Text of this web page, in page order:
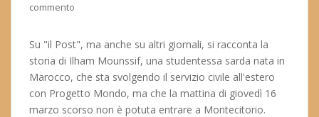
commento
Su "il Post", ma anche su altri giornali, si racconta la
storia di Ilham Mounssif, una studentessa sarda nata in
Marocco, che sta svolgendo il servizio civile all'estero
con Progetto Mondo, ma che la mattina di giovedì 16
marzo scorso non è potuta entrare a Montecitorio.